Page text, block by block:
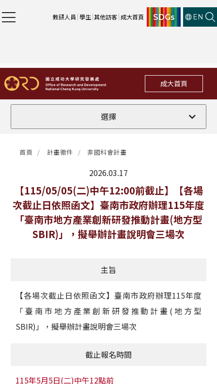
教研人員 學生 其他訪客 成大首頁 SDGs EN
成大首頁
選擇
全部
法規修訂
補助獎項
獲獎名單
其他
活動花絮
首頁 計畫徵件 非國科會計畫
2026.03.17
最新消息
【115/05/05(二)中午12:00前截止】【各場
次截止日依照函文】臺南市政府辦理115年度
「臺南市地方產業創新研發推動計畫(地方型
SBIR)」，擬舉辦計畫說明會三場次
主旨
【各場次截止日依照函文】臺南市政府辦理115年度
「臺南市地方產業創新研發推動計畫(地方型
SBIR)」，擬舉辦計畫說明會三場次
截止報名時間
115年5月5日(二)中午12點前